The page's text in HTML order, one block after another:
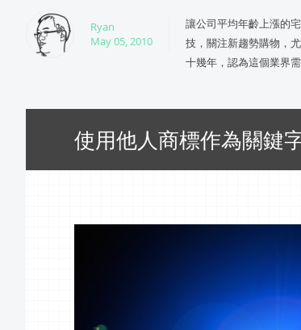
Ryan
May 05, 2010
讓公司平均年齡上漲的
技，關注新趨勢購物，
十幾年，認為這個業界
使用他人商標作為關鍵